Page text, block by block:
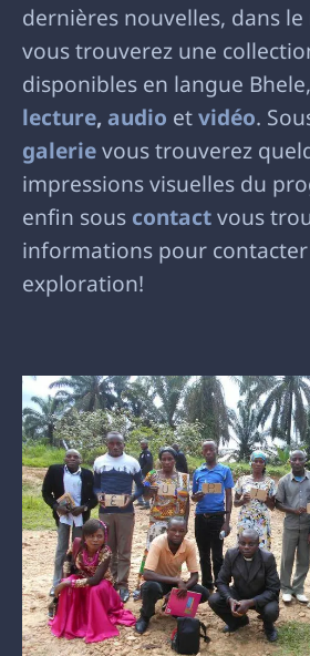
dernières nouvelles, dans
vous trouverez une
disponibles en langue
lecture, audio etvidéo.
galerievous trouverez
impressions visuelles du
enfin sous contactvous
informations pour
exploration!